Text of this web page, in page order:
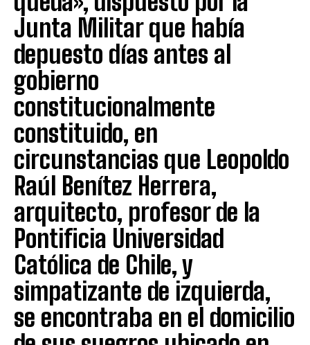
Junta Militar que había
depuesto días antes al
gobierno
constitucionalmente
constituido, en
circunstancias que Leopoldo
Raúl Benítez Herrera,
arquitecto, profesor de la
Pontificia Universidad
Católica de Chile, y
simpatizante de izquierda,
se encontraba en el domicilio